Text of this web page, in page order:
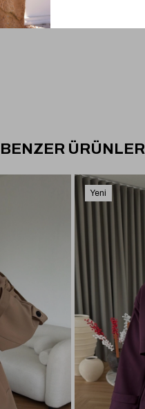
BENZER ÜRÜNLER
Yeni